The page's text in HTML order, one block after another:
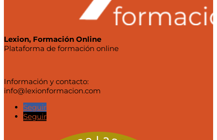
Lexion, Formación Online
Plataforma de formación online
Información y contacto:
info@lexionformacion.com
Seguir
Seguir